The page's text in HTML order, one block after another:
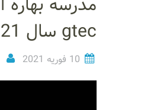
gtec سال 2021
10 فوریه 2021